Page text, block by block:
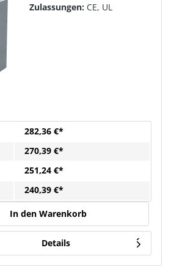
Zulassungen: CE, UL
282,36 €*
270,39 €*
251,24 €*
240,39 €*
In den Warenkorb
Details